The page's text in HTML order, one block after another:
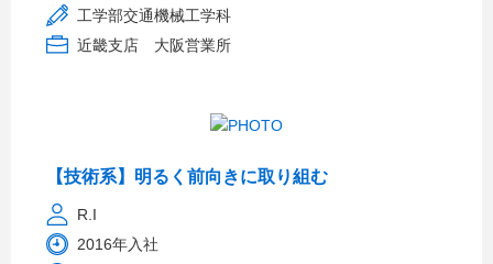
工学部交通機械工学科
近畿支店 大阪営業所
【技術系】明るく前向きに取り組む
R.I
2016年入社